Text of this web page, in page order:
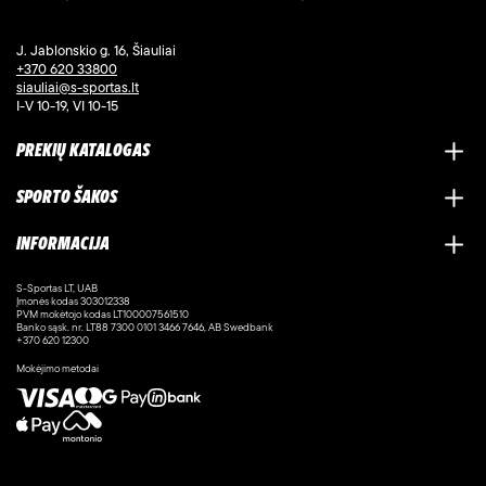
J. Jablonskio g. 16, Šiauliai
+370 620 33800
siauliai@s-sportas.lt
I-V 10-19, VI 10-15
PREKIŲ KATALOGAS
SPORTO ŠAKOS
INFORMACIJA
S-Sportas LT, UAB
Įmonės kodas 303012338
PVM mokėtojo kodas LT100007561510
Banko sąsk. nr. LT88 7300 0101 3466 7646, AB Swedbank
+370 620 12300
Mokėjimo metodai